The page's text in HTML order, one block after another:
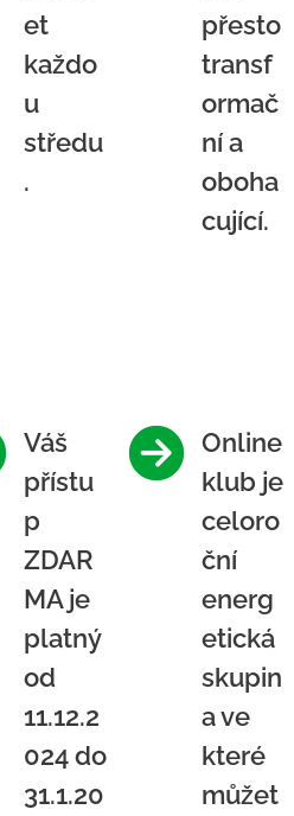
et
každo
u
středu
.
přesto
transf
ormač
ní a
oboha
cující.
Váš
přístu
p
ZDAR
MA je
platný
od
11.12.2
024 do
31.1.20
Online
klub je
celoro
ční
energ
etická
skupin
a ve
které
můžet